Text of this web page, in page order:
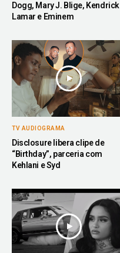
Dogg, Mary J. Blige, Kendrick
Lamar e Eminem
TV AUDIOGRAMA
Disclosure libera clipe de
“Birthday”, parceria com
Kehlani e Syd